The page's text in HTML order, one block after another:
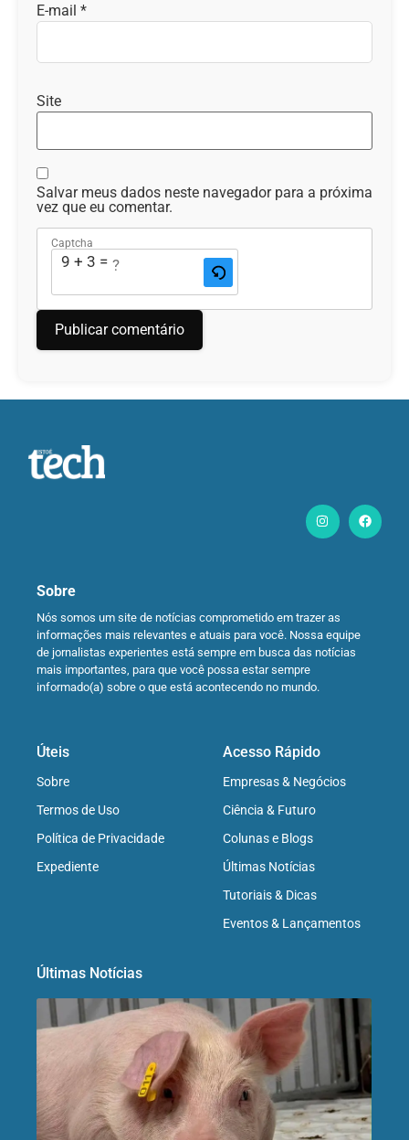
E-mail *
Site
Salvar meus dados neste navegador para a próxima
vez que eu comentar.
Captcha
9 + 3 = ?
Sobre
Nós somos um site de notícias comprometido em trazer as
informações mais relevantes e atuais para você. Nossa equipe
de jornalistas experientes está sempre em busca das notícias
mais importantes, para que você possa estar sempre
informado(a) sobre o que está acontecendo no mundo.
Úteis
Sobre
Termos de Uso
Política de Privacidade
Expediente
Acesso Rápido
Empresas & Negócios
Ciência & Futuro
Colunas e Blogs
Últimas Notícias
Tutoriais & Dicas
Eventos & Lançamentos
Últimas Notícias